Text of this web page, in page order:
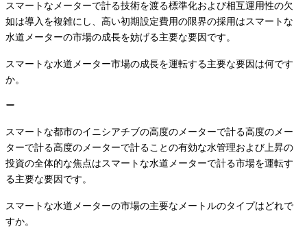
スマートなメーターで計る技術を渡る標準化および相互運用性の欠
如は導入を複雑にし、高い初期設定費用の限界の採用はスマートな
水道メーターの市場の成長を妨げる主要な要因です。
スマートな水道メーター市場の成長を運転する主要な要因は何です
か。
スマートな都市のイニシアチブの高度のメーターで計る高度のメー
ターで計る高度のメーターで計ることの有効な水管理および上昇の
投資の全体的な焦点はスマートな水道メーターで計る市場を運転す
る主要な要因です。
スマートな水道メーターの市場の主要なメートルのタイプはどれで
すか。